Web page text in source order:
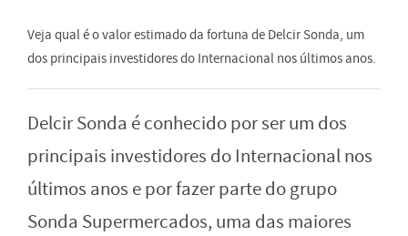
Veja qual é o valor estimado da fortuna de Delcir Sonda, um
dos principais investidores do Internacional nos últimos anos.
Delcir Sonda é conhecido por ser um dos
principais investidores do Internacional nos
últimos anos e por fazer parte do grupo
Sonda Supermercados, uma das maiores